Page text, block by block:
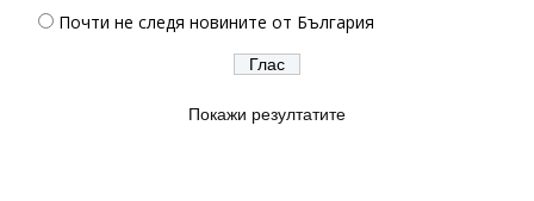
Почти не следя новините от България
Покажи резултатите